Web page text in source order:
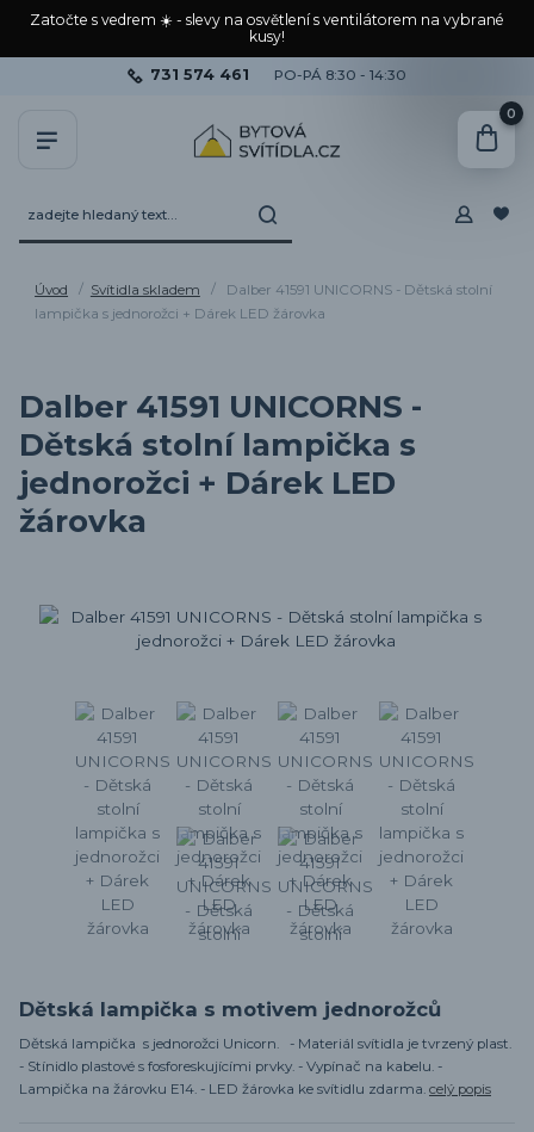
Zatočte s vedrem ☀️ - slevy na osvětlení s ventilátorem na vybrané
kusy!
731 574 461 PO-PÁ 8:30 - 14:30
0
Úvod Svítidla skladem
Dalber 41591 UNICORNS - Dětská stolní
lampička s jednorožci + Dárek LED žárovka
Dalber 41591 UNICORNS -
Dětská stolní lampička s
jednorožci + Dárek LED
žárovka
Dětská lampička s motivem jednorožců
Dětská lampička s jednorožci Unicorn. - Materiál svítidla je tvrzený plast.
- Stínidlo plastové s fosforeskujícími prvky. - Vypínač na kabelu. -
Lampička na žárovku E14. - LED žárovka ke svítidlu zdarma. celý popis